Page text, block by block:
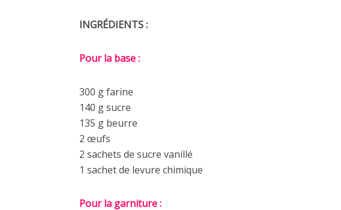
INGRÉDIENTS :
Pour la base :
300 g farine
140 g sucre
135 g beurre
2 œufs
2 sachets de sucre vanillé
1 sachet de levure chimique
Pour la garniture :